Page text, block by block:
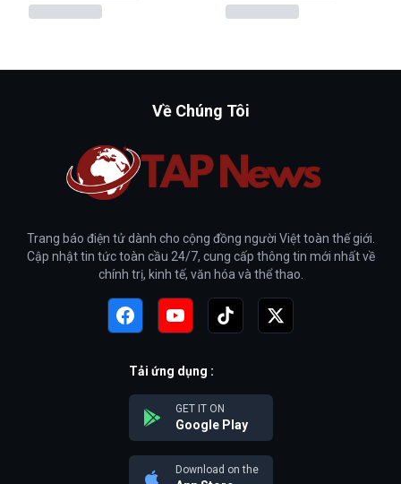
Về Chúng Tôi
Trang báo điện tử dành cho cộng đồng người Việt toàn thế giới.
Cập nhật tin tức toàn cầu 24/7, cung cấp thông tin mới nhất về
chính trị, kinh tế, văn hóa và thể thao.
Tải ứng dụng :
GET IT ON
Google Play
Download on the